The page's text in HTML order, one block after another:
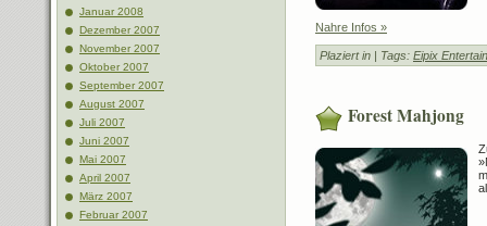
Januar 2008
Dezember 2007
November 2007
Oktober 2007
September 2007
August 2007
Juli 2007
Juni 2007
Mai 2007
April 2007
März 2007
Februar 2007
Nahre Infos »
Plaziert in | Tags: Eipix
Forest Mahjong